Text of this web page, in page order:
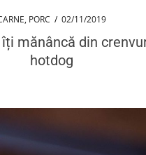
, PORC / 02/11/2019
mănâncă din
hotdog